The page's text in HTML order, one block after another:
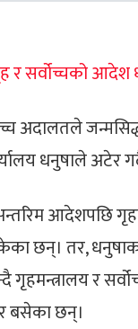
अदालतले
धनुषाले अटेर
आदेशपछि
छन्। तर,
र
बसेका छन्।